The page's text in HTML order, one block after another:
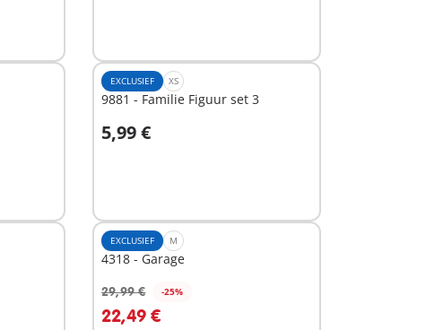
EXCLUSIEF XS
9881 - Familie Figuur set 3
5,99 €
In winkelwagen
EXCLUSIEF M
4318 - Garage
29,99 € -25%
22,49 €